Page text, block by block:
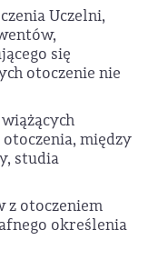
Uczelni,
się
otoczenie nie
między
studia
otoczeniem
określenia